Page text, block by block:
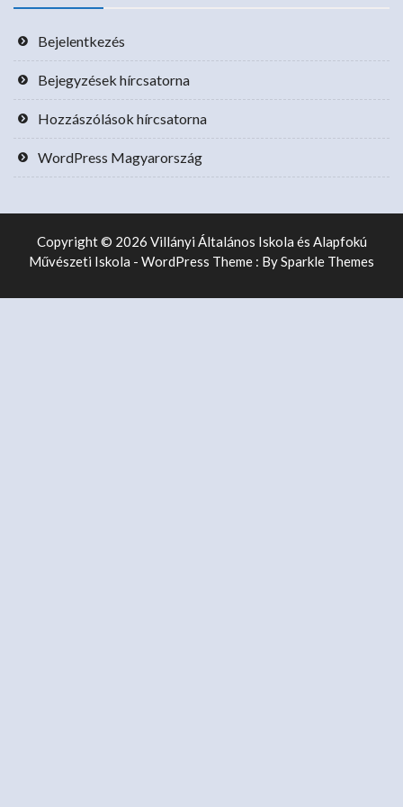
Bejelentkezés
Bejegyzések hírcsatorna
Hozzászólások hírcsatorna
WordPress Magyarország
Copyright © 2026 Villányi Általános Iskola és Alapfokú
Művészeti Iskola - WordPress Theme : BySparkle Themes